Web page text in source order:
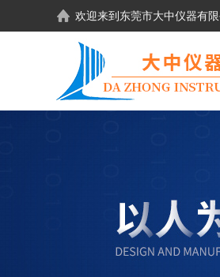
欢迎来到东莞市大中仪器有限